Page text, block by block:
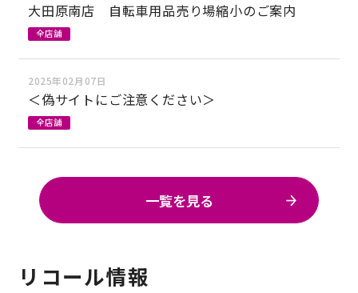
大田原南店 自転車用品売り場縮小のご案内
全店舗
2025年02月07日
＜偽サイトにご注意ください＞
全店舗
一覧を見る
リコール情報